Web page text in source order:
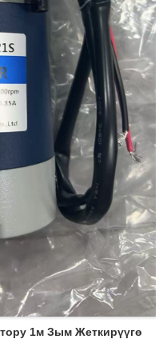
1м Зым Жеткирүүгө